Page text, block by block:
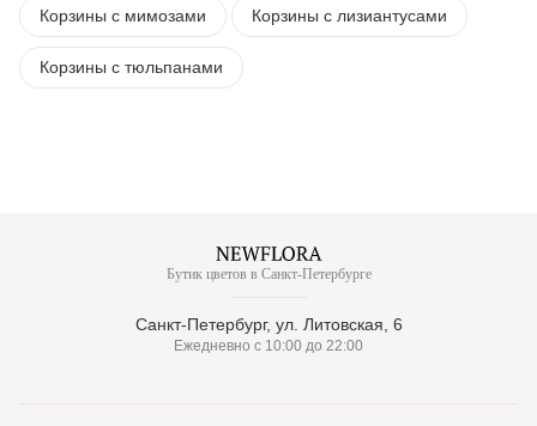
Корзины с мимозами Корзины с лизиантусами
Корзины с тюльпанами
Бутик цветов в Санкт-Петербурге
Санкт-Петербург, ул. Литовская, 6
Ежедневно с 10:00 до 22:00